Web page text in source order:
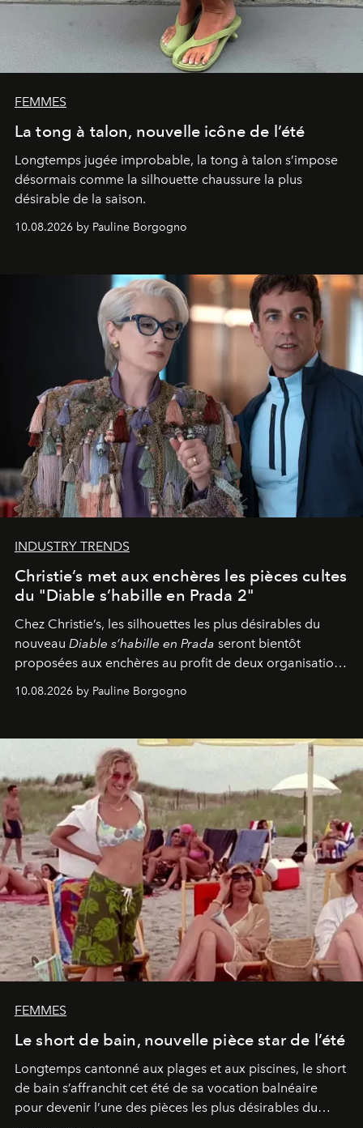
FEMMES
La tong à talon, nouvelle icône de l’été
Longtemps jugée improbable, la tong à talon s’impose
désormais comme la silhouette chaussure la plus
désirable de la saison.
10.08.2026 by Pauline Borgogno
INDUSTRY TRENDS
Christie’s met aux enchères les pièces cultes
du "Diable s’habille en Prada 2"
Chez Christie’s, les silhouettes les plus désirables du
nouveau Diable s’habille en Prada seront bientôt
proposées aux enchères au profit de deux organisations
engagées pour la presse et la mode.
10.08.2026 by Pauline Borgogno
FEMMES
Le short de bain, nouvelle pièce star de l’été
Longtemps cantonné aux plages et aux piscines, le short
de bain s’affranchit cet été de sa vocation balnéaire
pour devenir l’une des pièces les plus désirables du